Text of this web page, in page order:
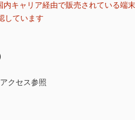
キャリア経由で販売されている端
しています
クセス参照